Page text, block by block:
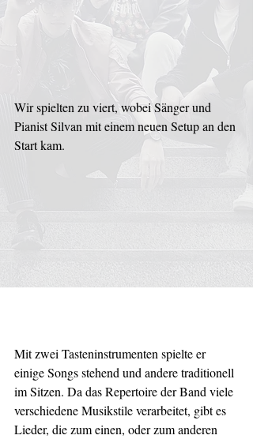
Wir spielten zu viert, wobei Sänger und
Pianist Silvan mit einem neuen Setup an den
Start kam.
Mit zwei Tasteninstrumenten spielte er
einige Songs stehend und andere traditionell
im Sitzen. Da das Repertoire der Band viele
verschiedene Musikstile verarbeitet, gibt es
Lieder, die zum einen, oder zum anderen